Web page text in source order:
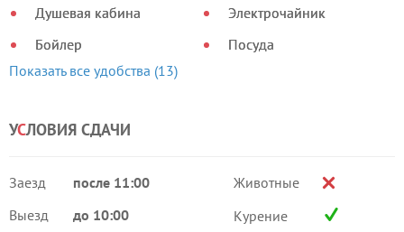
Душевая кабина
Бойлер
Электрочайник
Посуда
Показать все удобства (13)
УСЛОВИЯ СДАЧИ
Заезд
после 11:00
Выезд
до 10:00
Животные
Курение